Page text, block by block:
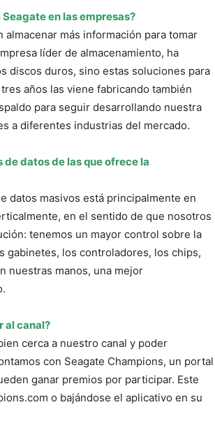
en las empresas?
más información para tomar
líder de almacenamiento, ha
discos duros, sino estas soluciones para
años las viene fabricando también
para seguir desarrollando nuestra
a diferentes industrias del mercado.
datos de las que ofrece la
datos masivos está principalmente en
en el sentido de que nosotros
tenemos un mayor control sobre la
gabinetes, los controladores, los chips,
nuestras manos, una mejor
al canal?
cerca a nuestro canal y poder
con Seagate Champions, un portal
ganar premios por participar. Este
o bajándose el aplicativo en su